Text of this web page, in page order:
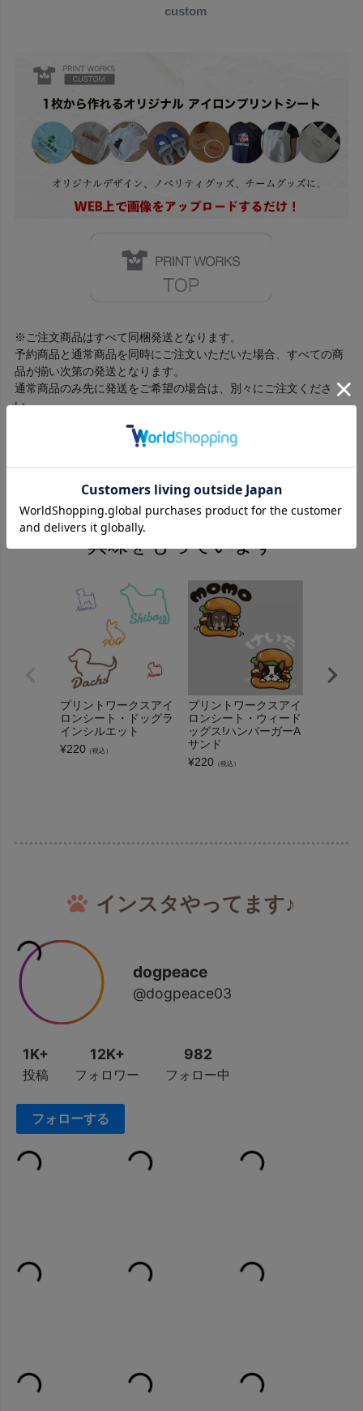
custom
※ご注文商品はすべて同梱発送となります。
予約商品と通常商品を同時にご注文いただいた場合、すべての商
品が揃い次第の発送となります。
通常商品のみ先に発送をご希望の場合は、別々にご注文くださ
い。
この商品を見た人はこんな商品にも
興味をもっています
プリントワークスアイ
ロンシート・ドッグラ
インシルエット
¥220 （税込）
プリントワークスアイ
ロンシート・ウィード
ッグス!ハンバーガーA
サンド
¥220 （税込）
インスタやってます♪